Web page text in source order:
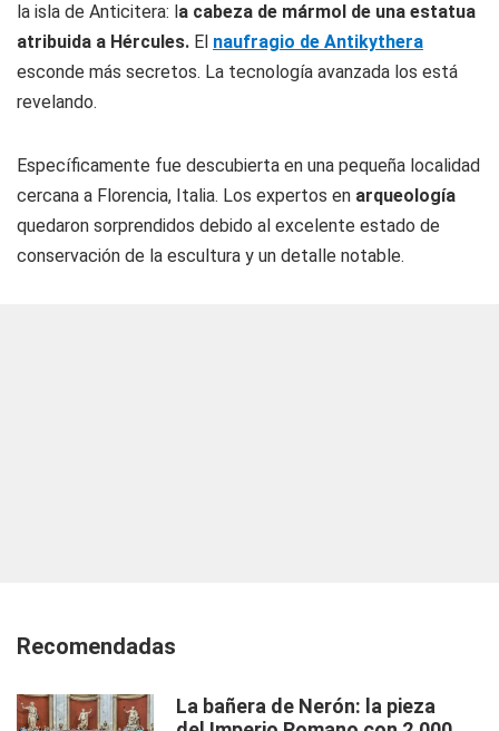
la isla de Anticitera: la cabeza de mármol de una estatua
atribuida a Hércules. El naufragio de Antikythera
esconde más secretos. La tecnología avanzada los está
revelando.
Específicamente fue descubierta en una pequeña localidad
cercana a Florencia, Italia. Los expertos en arqueología
quedaron sorprendidos debido al excelente estado de
conservación de la escultura y un detalle notable.
Recomendadas
La bañera de Nerón: la pieza